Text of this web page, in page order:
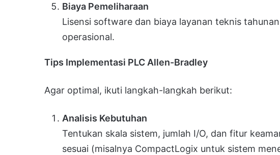
Biaya Pemeliharaan
Lisensi software dan biaya layanan teknis
operasional.
Tips Implementasi PLC Allen-Bradley
Agar optimal, ikuti langkah-langkah berikut:
Analisis Kebutuhan
Tentukan skala sistem, jumlah I/O, dan fitur
sesuai (misalnya CompactLogix untuk sistem